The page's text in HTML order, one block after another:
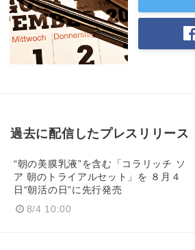
過去に配信したプレスリリース
“朝の美膜乳液”を含む「コラリッチ ソ
ア 朝のトライアルセット」を ８月４
日“朝活の日”に先行発売
8/4 10:00